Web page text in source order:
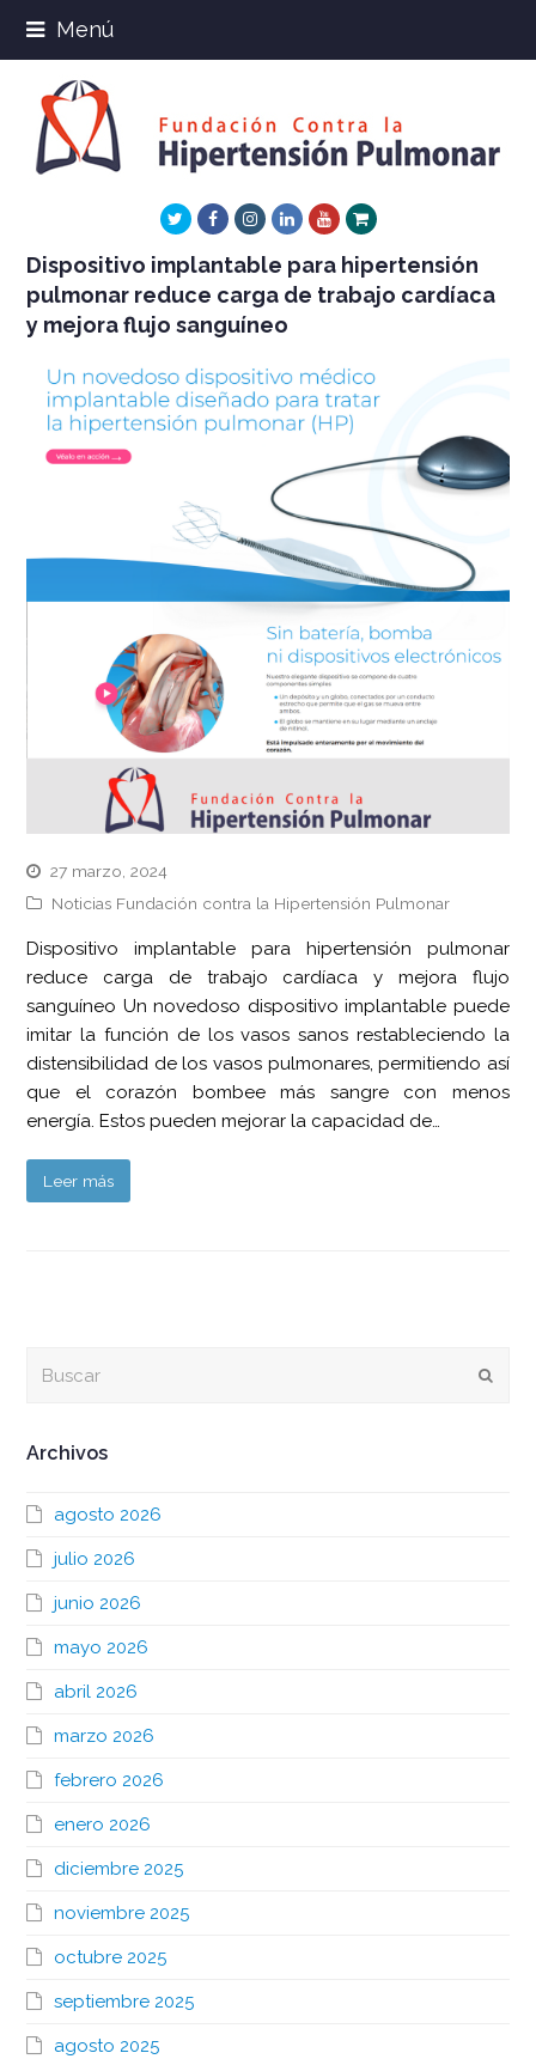
Menú
TwitterFacebookInstagram
LinkedInYoutube
Xing
Dispositivo implantable para hipertensión
pulmonar reduce carga de trabajo cardíaca
y mejora flujo sanguíneo
27 marzo, 2024
Noticias Fundación contra la Hipertensión Pulmonar
Dispositivo implantable para hipertensión pulmonar
reduce carga de trabajo cardíaca y mejora flujo
sanguíneo Un novedoso dispositivo implantable puede
imitar la función de los vasos sanos restableciendo la
distensibilidad de los vasos pulmonares, permitiendo así
que el corazón bombee más sangre con menos
energía. Estos pueden mejorar la capacidad de…
Leer más
Archivos
agosto 2026
julio 2026
junio 2026
mayo 2026
abril 2026
marzo 2026
febrero 2026
enero 2026
diciembre 2025
noviembre 2025
octubre 2025
septiembre 2025
agosto 2025